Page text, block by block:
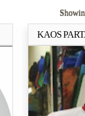
KAOS
DOBEL